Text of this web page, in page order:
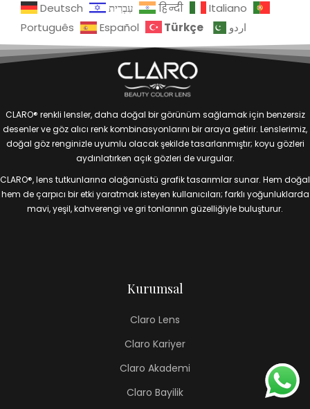
Deutsch
עִבְרִית हिन्दी
Italiano
Português
Español Türkçe اردو
CLARO® renkli lensler, daha doğal bir görünüm sağlamak için benzersiz
desenler ve göz alıcı renk kombinasyonlarını bir araya getirir. Lenslerimiz,
doğal göz renginizle uyumlu olacak şekilde tasarlanmıştır; koyu gözleri
aydınlatırken açık gözleri de vurgular.
CLARO®, lens tutkunlarına olağanüstü grafik tasarımlar sunar. Hem doğal
hem de çarpıcı bir etki yaratmak isteyen kullanıcıları; farklı yoğunluklarda
mavi, yeşil, kahverengi ve gri tonlarının güzelliğiyle buluşturur.
Kurumsal
Claro Lens
Claro Kariyer
Claro Akademi
Claro Bayilik